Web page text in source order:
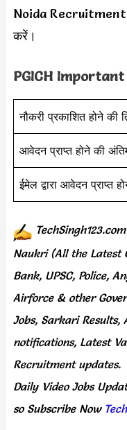
Noida
करें।
PGICH Important
नौकरी प्रकाशित होने की
आवेदन प्राप्त होने की
ईमेल द्वारा आवेदन प्राप्त
TechSingh123.com
Naukri (All the Latest
Bank, UPSC, Police,
Airforce & other
Jobs, Sarkari Results,
notifications, Latest
Recruitment updates.
Daily Video Jobs
so Subscribe Now